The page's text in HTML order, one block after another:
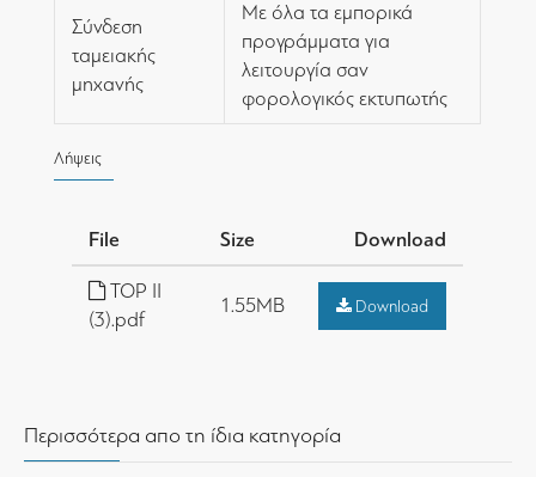
Σύνδεση
ταμειακής
μηχανής
Με όλα τα εμπορικά
προγράμματα για
λειτουργία σαν
φορολογικός εκτυπωτής
Λήψεις
File Size Download
TOP II
(3).pdf
1.55MB Download
Περισσότερα απο τη ίδια κατηγορία